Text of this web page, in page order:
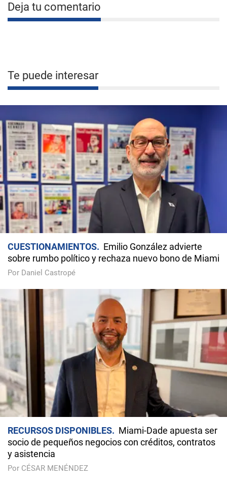
Deja tu comentario
Te puede interesar
CUESTIONAMIENTOS
Emilio González advierte
sobre rumbo político y rechaza nuevo bono de Miami
Por Daniel Castropé
RECURSOS DISPONIBLES
Miami-Dade apuesta ser
socio de pequeños negocios con créditos, contratos
y asistencia
Por CÉSAR MENÉNDEZ